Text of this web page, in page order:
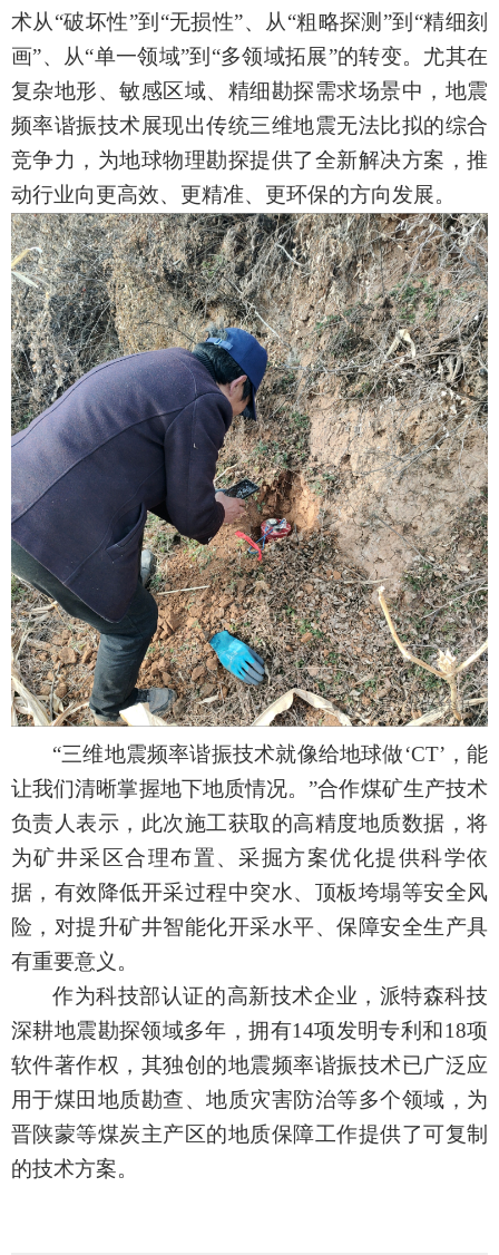
术从“破坏性”到 “无损性”、从“粗略探测 ”到 “精细刻
画”、从“单一领域”到 “多领域拓展”的转变。尤其在
复杂地形、敏感区域、精细勘探需求场景中，地震
频率谐振技术展现出传统三维地震无法比拟的综合
竞争力，为地球物理勘探提供了全新解决方案，推
动行业向更高效、更精准、更环保的方向发展。
“三维地震频率谐振技术就像给地球做‘CT’，能
让我们清晰掌握地下地质情况。”合作煤矿生产技术
负责人表示，此次施工获取的高精度地质数据，将
为矿井采区合理布置、采掘方案优化提供科学依
据，有效降低开采过程中突水、顶板垮塌等安全风
险，对提升矿井智能化开采水平、保障安全生产具
有重要意义。
作为科技部认证的高新技术企业，派特森科技
深耕地震勘探领域多年，拥有14项发明专利和18项
软件著作权，其独创的地震频率谐振技术已广泛应
用于煤田地质勘查、地质灾害防治等多个领域，为
晋陕蒙等煤炭主产区的地质保障工作提供了可复制
的技术方案。